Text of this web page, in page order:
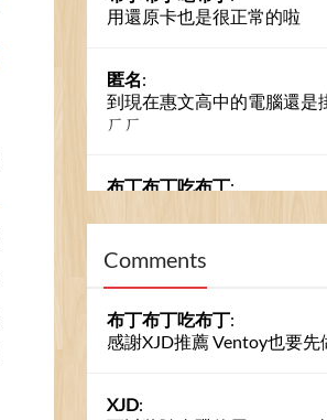
用還原卡也是很正常的啦
匿名:
到現在惠文高中的電腦還是
ㄏㄏ
布丁布丁吃布丁:
示大家的留言了。我們新開
吧！
Comments
布丁布丁吃布丁:
感謝XJD推薦 Ventoy也要先
XJD: